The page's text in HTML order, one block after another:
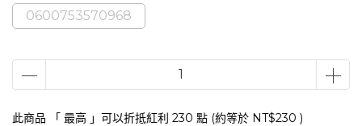
0600753570968
此商品 「 最高 」可以折抵紅利 230 點 (約等於 NT$230 )